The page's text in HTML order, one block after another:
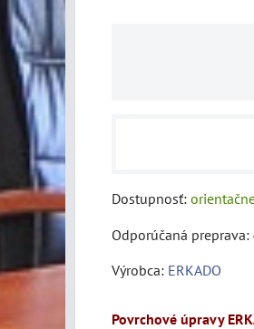
Dostupnosť:
Výrobca: ERKADO
Povrchové úpravy